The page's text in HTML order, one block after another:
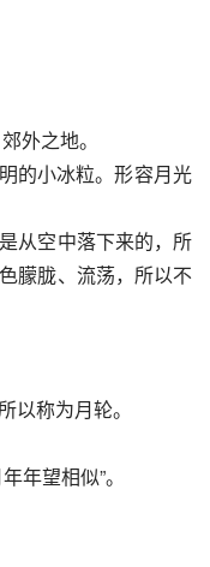
外之地。
的小冰粒。形容月光
从空中落下来的，所
朦胧、流荡，所以不
以称为月轮。
年望相似”。